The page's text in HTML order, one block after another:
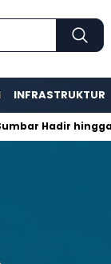
INFRASTRUKTUR
hingga ke